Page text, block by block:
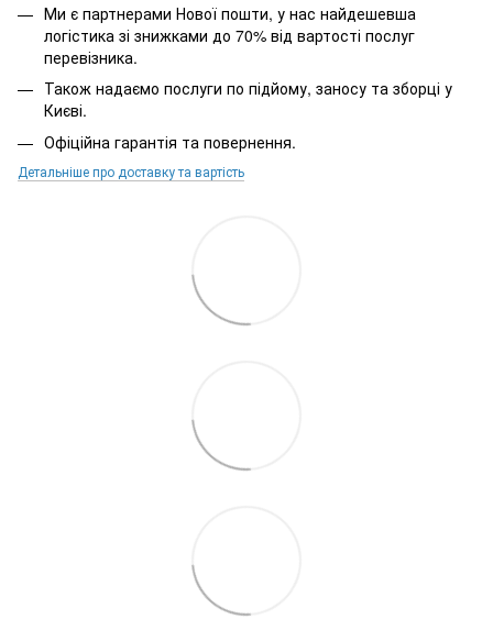
Ми є партнерами Нової пошти, у нас найдешевша
логістика зі знижками до 70% від вартості послуг
перевізника.
Також надаємо послуги по підйому, заносу та зборці у
Києві.
Офіційна гарантія та повернення.
Детальніше про доставку та вартість